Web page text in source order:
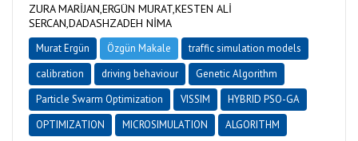
ZURA MARİJAN,ERGÜN MURAT,KESTEN ALİ
SERCAN,DADASHZADEH NİMA
Murat Ergün Özgün Makale
traffic simulation models
calibration
driving behaviour
Genetic Algorithm
Particle Swarm Optimization
VISSIM
HYBRID PSO-GA
OPTIMIZATION
MICROSIMULATION ALGORITHM